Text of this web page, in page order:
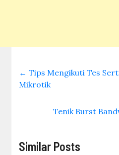
← Tips Mengikuti Tes
Mikrotik
Tenik Burst
Similar Posts